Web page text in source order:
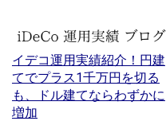
イデコ運用実績紹介！円建
てでプラス1千万円を切る
も、ドル建てならわずかに
増加